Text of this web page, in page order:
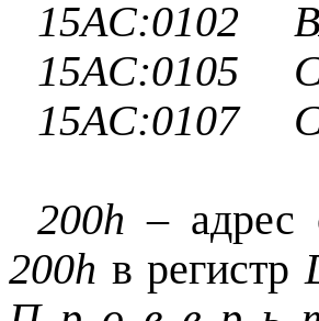
15AC:0102
200h – адрес
200h в регистр